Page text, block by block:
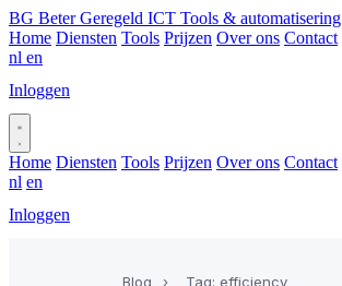
BG Beter Geregeld ICT Tools & automatisering
Home Diensten Tools Prijzen Over ons Contact
nl en
Inloggen
Home Diensten Tools Prijzen Over ons Contact
nl en
Inloggen
Blog › Tag: efficiency